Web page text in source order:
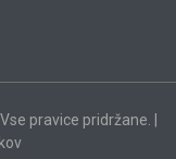
pravice pridržane. |